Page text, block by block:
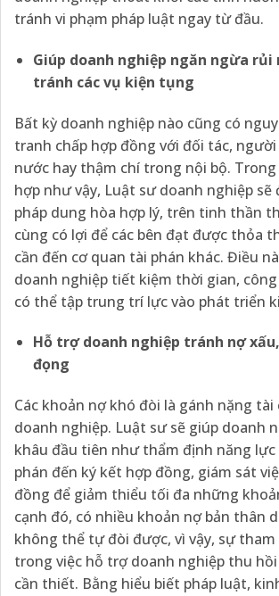
tránh vi phạm pháp luật ngay từ đầu.
Giúp doanh nghiệp ngăn ngừa rủi
tránh các vụ kiện tụng
Bất kỳ doanh nghiệp nào cũng có
tranh chấp hợp đồng với đối tác,
nước hay thậm chí trong nội bộ.
hợp như vậy, Luật sư doanh nghiệp sẽ
pháp dung hòa hợp lý, trên tinh thần
cùng có lợi để các bên đạt được thỏa
cần đến cơ quan tài phán khác. Điều
doanh nghiệp tiết kiệm thời gian, công
có thể tập trung trí lực vào phát triển
Hỗ trợ doanh nghiệp tránh nợ
đọng
Các khoản nợ khó đòi là gánh nặng tài
doanh nghiệp. Luật sư sẽ giúp doanh
khâu đầu tiên như thẩm định năng lực
phán đến ký kết hợp đồng, giám sát
đồng để giảm thiểu tối đa những
cạnh đó, có nhiều khoản nợ bản thân
không thể tự đòi được, vì vậy, sự
trong việc hỗ trợ doanh nghiệp thu
cần thiết. Bằng hiểu biết pháp luật,